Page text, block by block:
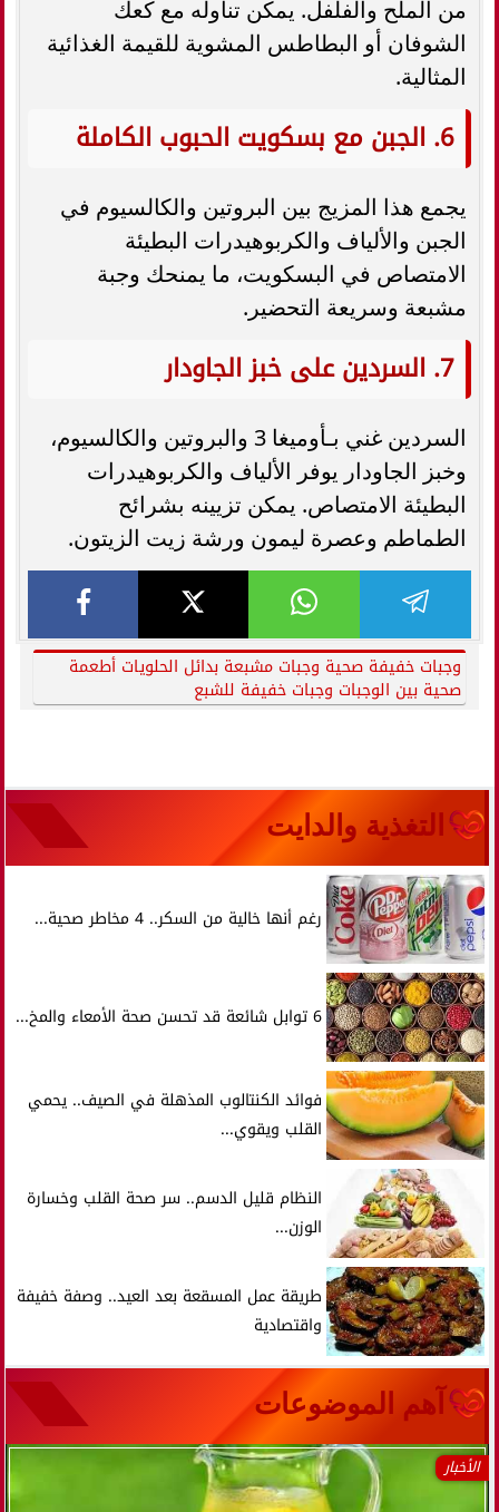
من الملح والفلفل. يمكن تناوله مع كعك
الشوفان أو البطاطس المشوية للقيمة الغذائية
المثالية.
6. الجبن مع بسكويت الحبوب الكاملة
يجمع هذا المزيج بين البروتين والكالسيوم في
الجبن والألياف والكربوهيدرات البطيئة
الامتصاص في البسكويت، ما يمنحك وجبة
مشبعة وسريعة التحضير.
7. السردين على خبز الجاودار
السردين غني بـأوميغا 3 والبروتين والكالسيوم،
وخبز الجاودار يوفر الألياف والكربوهيدرات
البطيئة الامتصاص. يمكن تزيينه بشرائح
الطماطم وعصرة ليمون ورشة زيت الزيتون.
وجبات خفيفة صحية وجبات مشبعة بدائل الحلويات أطعمة
صحية بين الوجبات وجبات خفيفة للشبع
التغذية والدايت
رغم أنها خالية من السكر.. 4 مخاطر صحية...
6 توابل شائعة قد تحسن صحة الأمعاء والمخ...
فوائد الكنتالوب المذهلة في الصيف.. يحمي
القلب ويقوي...
النظام قليل الدسم.. سر صحة القلب وخسارة
الوزن...
طريقة عمل المسقعة بعد العيد.. وصفة خفيفة
واقتصادية
آهم الموضوعات
الأخبار